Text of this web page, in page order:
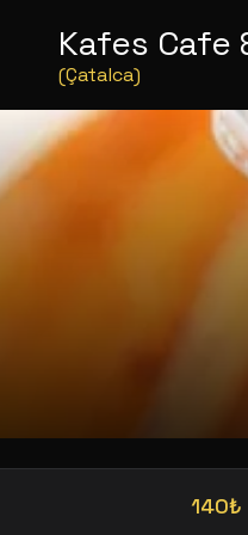
Kafes Cafe
(Çatalca)
140₺